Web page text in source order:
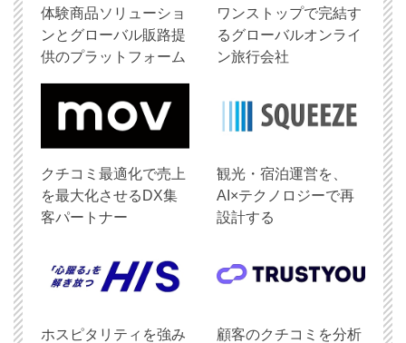
体験商品ソリューショ
ンとグローバル販路提
供のプラットフォーム
ワンストップで完結す
るグローバルオンライ
ン旅行会社
クチコミ最適化で売上
を最大化させるDX集
客パートナー
観光・宿泊運営を、
AI×テクノロジーで再
設計する
ホスピタリティを強み
顧客のクチコミを分析